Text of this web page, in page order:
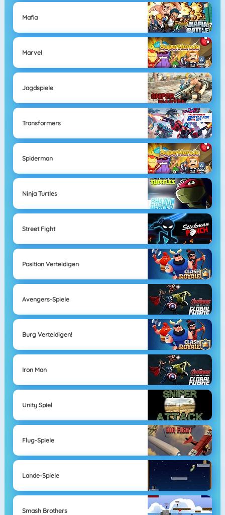
Mafia
Marvel
Jagdspiele
Transformers
Spiderman
Ninja Turtles
Street Fight
Position Verteidigen
Avengers-Spiele
Burg Verteidigen!
Iron Man
Unity Spiel
Flug-Spiele
Lande-Spiele
Smash Brothers